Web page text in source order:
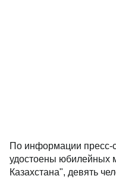
По информации пресс-
удостоены юбилейных
Казахстана", девять